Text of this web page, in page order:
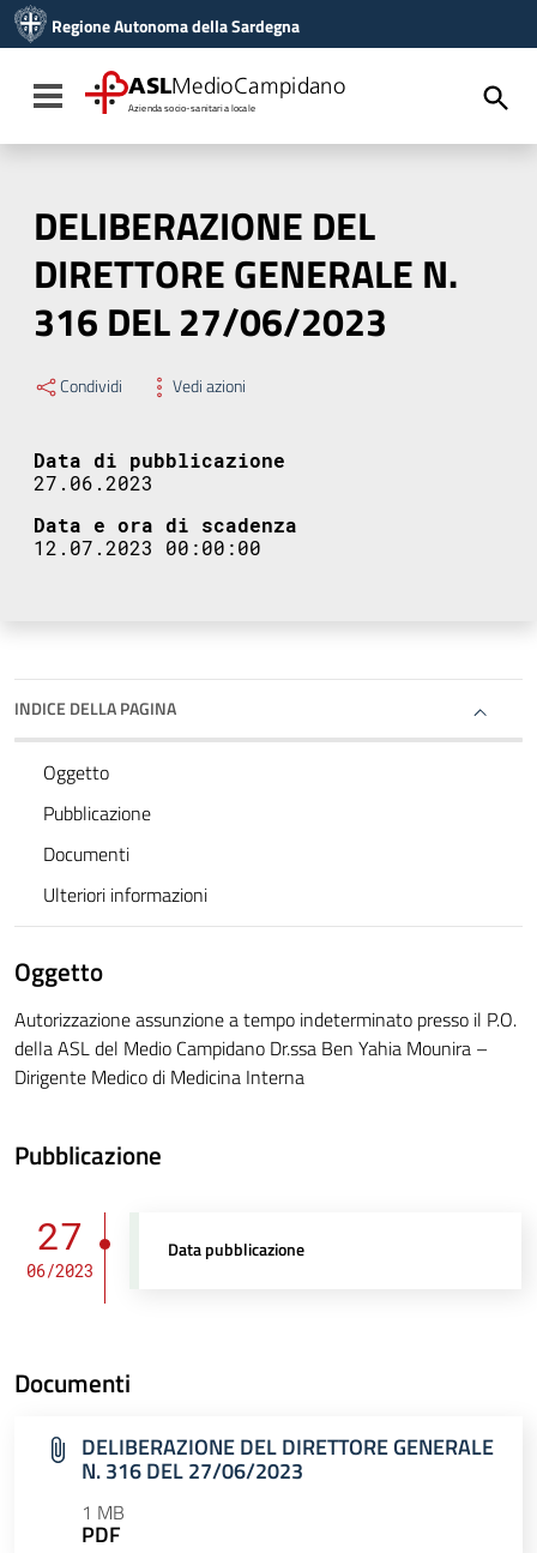
Vai al menu di navigazione
Vai al footer
Regione Autonoma della Sardegna
Toggle navigation
ASLMedioCampidano
Azienda socio-sanitaria locale
DELIBERAZIONE DEL
DIRETTORE GENERALE N.
316 DEL 27/06/2023
Condividi Vedi azioni
Data di pubblicazione
27.06.2023
Data e ora di scadenza
12.07.2023 00:00:00
INDICE DELLA PAGINA
Oggetto
Pubblicazione
Documenti
Ulteriori informazioni
Oggetto
Autorizzazione assunzione a tempo indeterminato presso il P.O.
della ASL del Medio Campidano Dr.ssa Ben Yahia Mounira –
Dirigente Medico di Medicina Interna
Pubblicazione
27
06/2023
Data pubblicazione
Documenti
DELIBERAZIONE DEL DIRETTORE GENERALE
N. 316 DEL 27/06/2023
1 MB
PDF